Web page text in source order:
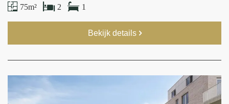
75 m² 2 1
Bekijk details